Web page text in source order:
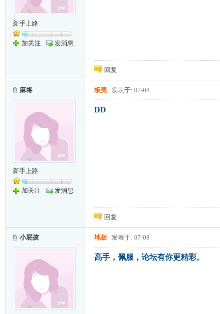
新手上路
加关注 发消息
回复
麻将
新手上路
加关注 发消息
板凳 发表于: 07-08
DD
回复
小屁孩 地板 发表于: 07-08
高手，佩服，论坛有你更精彩。